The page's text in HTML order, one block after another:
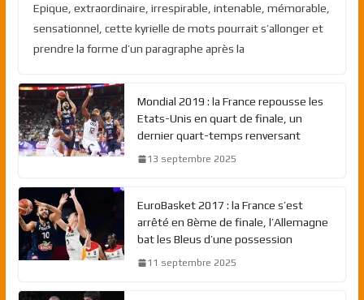
Epique, extraordinaire, irrespirable, intenable, mémorable,
sensationnel, cette kyrielle de mots pourrait s’allonger et
prendre la forme d’un paragraphe après la
Mondial 2019 : la France repousse les
Etats-Unis en quart de finale, un
dernier quart-temps renversant
13 septembre 2025
EuroBasket 2017 : la France s’est
arrêté en 8ème de finale, l’Allemagne
bat les Bleus d’une possession
11 septembre 2025